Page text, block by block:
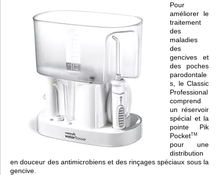
Pour
améliorer le
traitement
des
maladies
des
gencives et
des poches
parodontale
s, le Classic
Professional
comprend
un réservoir
spécial et la
pointe Pik
PocketTM
pour une
distribution
en douceur des antimicrobiens et des rinçages spéciaux sous la
gencive.